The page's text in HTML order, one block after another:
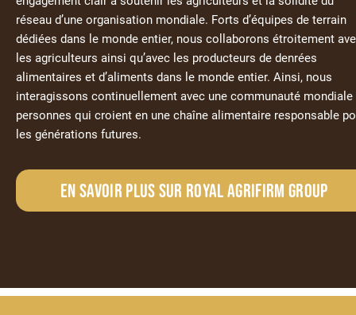
réseau d’une organisation mondiale. Forts d’équipes de terrain
dédiées dans le monde entier, nous collaborons étroitement
les agriculteurs ainsi qu’avec les producteurs de denrées
alimentaires et d’aliments dans le monde entier. Ainsi, nous
interagissons continuellement avec une communauté mondiale
personnes qui croient en une chaîne alimentaire responsable
les générations futures.
En savoir plus sur royal agrifirm group